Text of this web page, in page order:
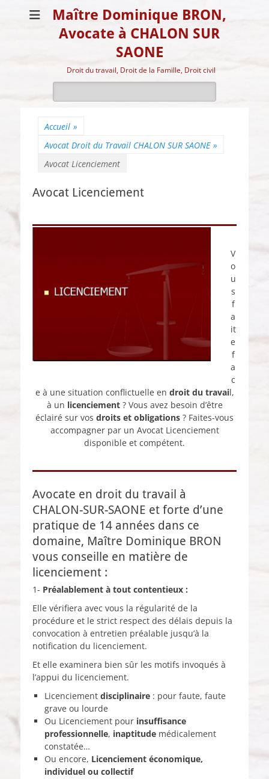
Maître Dominique BRON,
Avocate à CHALON SUR
SAONE
Droit du travail, Droit de la Famille, Droit civil
Accueil »
Avocat Droit du Travail CHALON SUR SAONE »
Avocat Licenciement
Avocat Licenciement
V
o
u
s
f
a
it
e
f
a
c
e à une situation conflictuelle en droit du travail,
à un licenciement ? Vous avez besoin d’être
éclairé sur vos droits et obligations ? Faites-vous
accompagner par un Avocat Licenciement
disponible et compétent.
Avocate en droit du travail à
CHALON-SUR-SAONE et forte d’une
pratique de 14 années dans ce
domaine, Maître Dominique BRON
vous conseille en matière de
licenciement :
1- Préalablement à tout contentieux :
Elle vérifiera avec vous la régularité de la
procédure et le strict respect des délais depuis la
convocation à entretien préalable jusqu’à la
notification du licenciement.
Et elle examinera bien sûr les motifs invoqués à
l’appui du licenciement.
Licenciement disciplinaire : pour faute, faute
grave ou lourde
Ou Licenciement pour insuffisance
professionnelle, inaptitude médicalement
constatée…
Ou encore, Licenciement économique,
individuel ou collectif